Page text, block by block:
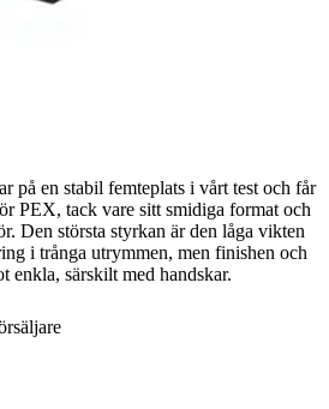
på en stabil femteplats i vårt test och får
PEX, tack vare sitt smidiga format och
Den största styrkan är den låga vikten
i trånga utrymmen, men finishen och
enkla, särskilt med handskar.